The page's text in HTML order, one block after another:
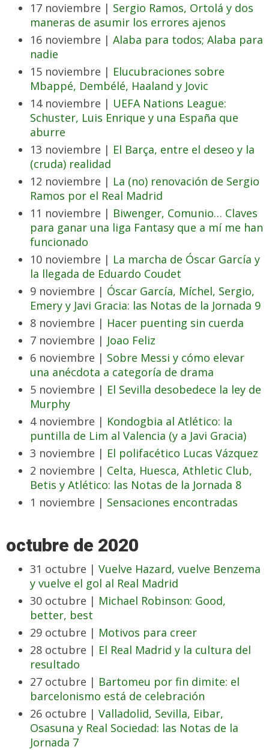
17 noviembre | Sergio Ramos, Ortolá y dos
maneras de asumir los errores ajenos
16 noviembre | Alaba para todos; Alaba para
nadie
15 noviembre | Elucubraciones sobre
Mbappé, Dembélé, Haaland y Jovic
14 noviembre | UEFA Nations League:
Schuster, Luis Enrique y una España que
aburre
13 noviembre | El Barça, entre el deseo y la
(cruda) realidad
12 noviembre | La (no) renovación de Sergio
Ramos por el Real Madrid
11 noviembre | Biwenger, Comunio… Claves
para ganar una liga Fantasy que a mí me han
funcionado
10 noviembre | La marcha de Óscar García y
la llegada de Eduardo Coudet
9 noviembre | Óscar García, Míchel, Sergio,
Emery y Javi Gracia: las Notas de la Jornada 9
8 noviembre | Hacer puenting sin cuerda
7 noviembre | Joao Feliz
6 noviembre | Sobre Messi y cómo elevar
una anécdota a categoría de drama
5 noviembre | El Sevilla desobedece la ley de
Murphy
4 noviembre | Kondogbia al Atlético: la
puntilla de Lim al Valencia (y a Javi Gracia)
3 noviembre | El polifacético Lucas Vázquez
2 noviembre | Celta, Huesca, Athletic Club,
Betis y Atlético: las Notas de la Jornada 8
1 noviembre | Sensaciones encontradas
octubre de 2020
31 octubre | Vuelve Hazard, vuelve Benzema
y vuelve el gol al Real Madrid
30 octubre | Michael Robinson: Good,
better, best
29 octubre | Motivos para creer
28 octubre | El Real Madrid y la cultura del
resultado
27 octubre | Bartomeu por fin dimite: el
barcelonismo está de celebración
26 octubre | Valladolid, Sevilla, Eibar,
Osasuna y Real Sociedad: las Notas de la
Jornada 7